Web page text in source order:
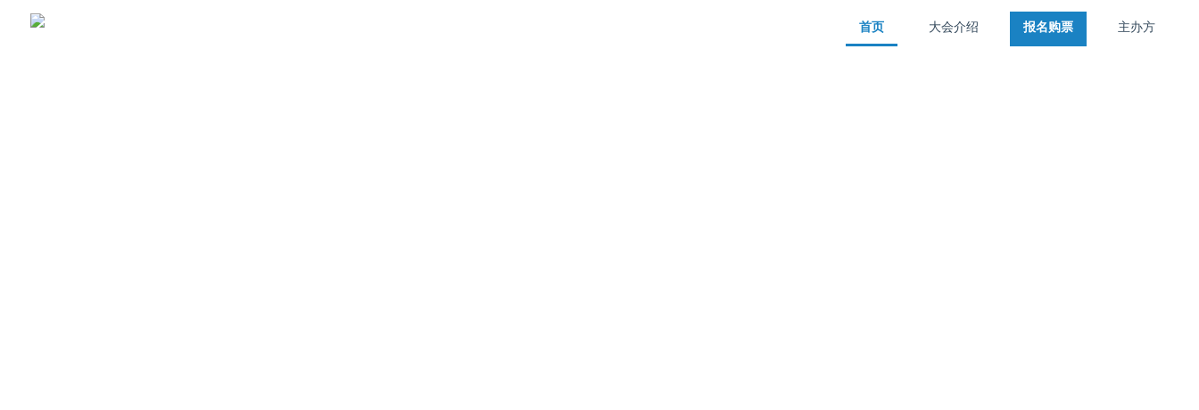
首页 大会介绍 报名购票 主办方
首页 大会介绍 报名购票 主办方